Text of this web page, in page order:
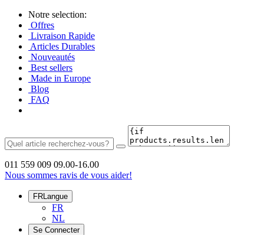
Notre selection:
Offres
Livraison Rapide
Articles Durables
Nouveautés
Best sellers
Made in Europe
Blog
FAQ
011 559 009 09.00-16.00
Nous sommes ravis de vous aider!
FRLangue
FR
NL
Se Connecter